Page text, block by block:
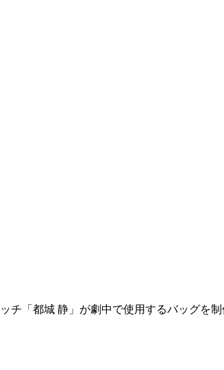
チ「都城 静」が劇中で使用するバッグを制